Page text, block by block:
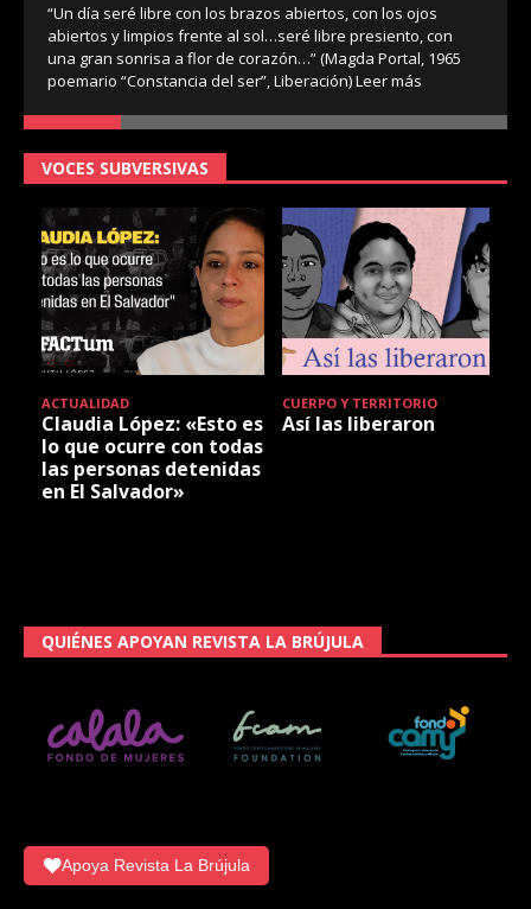
“Un día seré libre con los brazos abiertos, con los ojos
abiertos y limpios frente al sol…seré libre presiento, con
una gran sonrisa a flor de corazón…” (Magda Portal, 1965
poemario “Constancia del ser”, Liberación)Leer más
VOCES SUBVERSIVAS
ACTUALIDAD
Claudia López: «Esto es
lo que ocurre con todas
las personas detenidas
en El Salvador»
CUERPO Y TERRITORIO
Así las liberaron
QUIÉNES APOYAN REVISTA LA BRÚJULA
Apoya Revista La Brújula